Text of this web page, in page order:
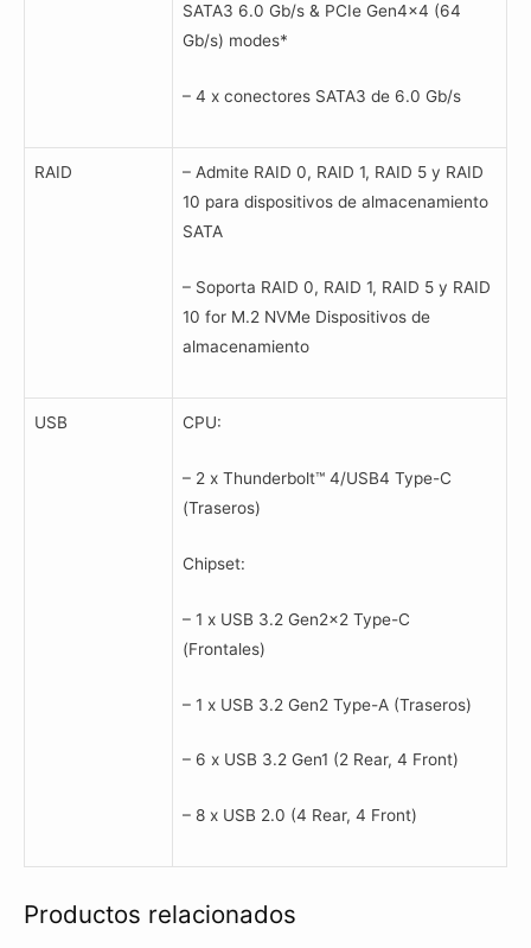
SATA3 6.0 Gb/s & PCIe Gen4x4 (64
Gb/s) modes*
– 4 x conectores SATA3 de 6.0 Gb/s
RAID
– Admite RAID 0, RAID 1, RAID 5 y RAID
10 para dispositivos de almacenamiento
SATA
– Soporta RAID 0, RAID 1, RAID 5 y RAID
10 for M.2 NVMe Dispositivos de
almacenamiento
USB CPU:
– 2 x Thunderbolt™ 4/USB4 Type-C
(Traseros)
Chipset:
– 1 x USB 3.2 Gen2x2 Type-C
(Frontales)
– 1 x USB 3.2 Gen2 Type-A (Traseros)
– 6 x USB 3.2 Gen1 (2 Rear, 4 Front)
– 8 x USB 2.0 (4 Rear, 4 Front)
Productos relacionados